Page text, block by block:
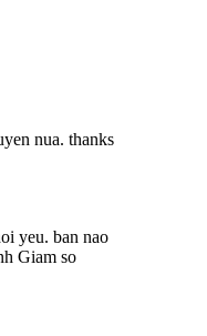
nua. thanks
yeu. ban nao
Giam so